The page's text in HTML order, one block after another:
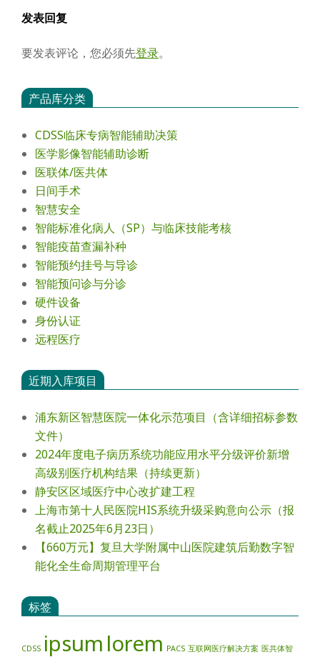
02
发表回复
要发表评论，您必须先登录。
产品库分类
CDSS临床专病智能辅助决策
医学影像智能辅助诊断
医联体/医共体
日间手术
智慧安全
智能标准化病人（SP）与临床技能考核
智能疫苗查漏补种
智能预约挂号与导诊
智能预问诊与分诊
硬件设备
身份认证
远程医疗
近期入库项目
浦东新区智慧医院一体化示范项目（含详细招标参数
文件）
2024年度电⼦病历系统功能应⽤⽔平分级评价新增
⾼级别医疗机构结果（持续更新）
静安区区域医疗中心改扩建工程
上海市第十人民医院HIS系统升级采购意向公示（报
名截止2025年6月23日）
【660万元】复旦大学附属中山医院建筑后勤数字智
能化全生命周期管理平台
标签
CDSS ipsum lorem PACS 互联网医疗解决方案 医共体智